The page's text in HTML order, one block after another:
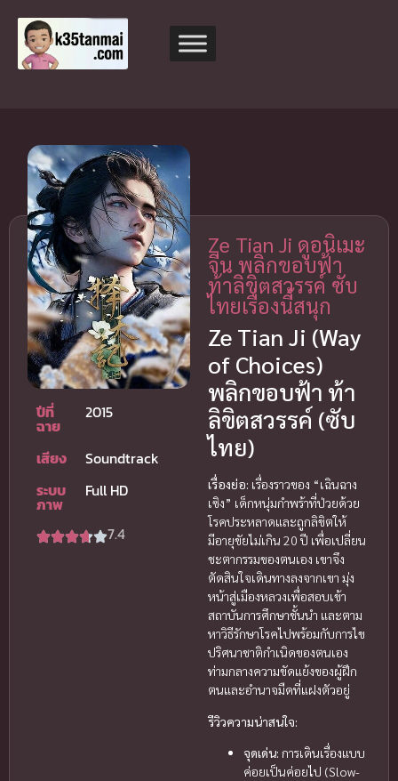
ปีที่
ฉาย
2015
เสียง
Soundtrack
ระบบ
ภาพ
Full HD
7.4
Ze Tian Ji ดูอนิเมะ
จีน พลิกขอบฟ้า
ท้าลิขิตสวรรค์ ซับ
ไทยเรื่องนี้สนุก
Ze Tian Ji (Way
of Choices)
พลิกขอบฟ้า ท้า
ลิขิตสวรรค์ (ซับ
ไทย)
เรื่องย่อ: เรื่องราวของ “เฉินฉาง
เซิง” เด็กหนุ่มกำพร้าที่ป่วยด้วย
โรคประหลาดและถูกลิขิตให้
มีอายุขัยไม่เกิน 20 ปี เพื่อเปลี่ยน
ชะตากรรมของตนเอง เขาจึง
ตัดสินใจเดินทางลงจากเขา มุ่ง
หน้าสู่เมืองหลวงเพื่อสอบเข้า
สถาบันการศึกษาชั้นนำ และตาม
หาวิธีรักษาโรคไปพร้อมกับการไข
ปริศนาชาติกำเนิดของตนเอง
ท่ามกลางความขัดแย้งของผู้ฝึก
ตนและอำนาจมืดที่แฝงตัวอยู่
รีวิวความน่าสนใจ:
จุดเด่น: การเดินเรื่องแบบ
ค่อยเป็นค่อยไป (Slow-